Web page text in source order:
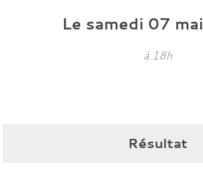
Le samedi 07 mai
à 18h
Résultat